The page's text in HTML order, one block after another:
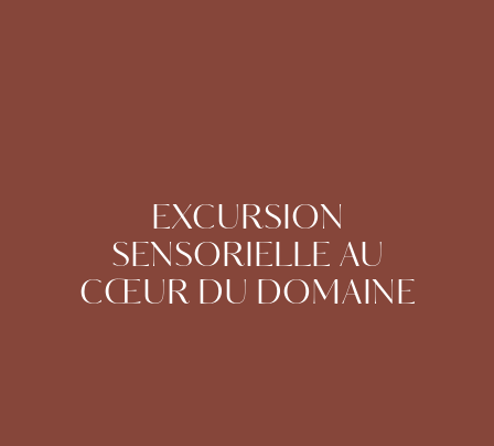
EXCURSION
SENSORIELLE AU
CŒUR DU DOMAINE